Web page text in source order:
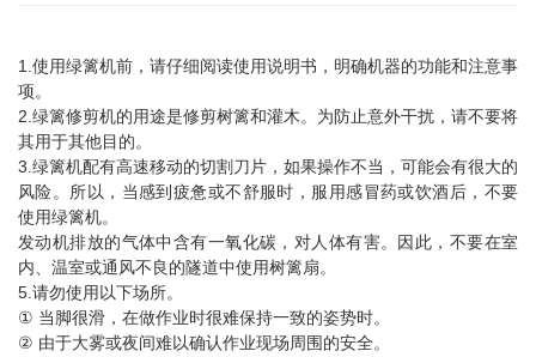
1.使用绿篱机前，请仔细阅读使用说明书，明确机器的功能和注意事
项。
2.绿篱修剪机的用途是修剪树篱和灌木。为防止意外干扰，请不要将
其用于其他目的。
3.绿篱机配有高速移动的切割刀片，如果操作不当，可能会有很大的
风险。所以，当感到疲惫或不舒服时，服用感冒药或饮酒后，不要
使用绿篱机。
发动机排放的气体中含有一氧化碳，对人体有害。因此，不要在室
内、温室或通风不良的隧道中使用树篱扇。
5.请勿使用以下场所。
① 当脚很滑，在做作业时很难保持一致的姿势时。
② 由于大雾或夜间难以确认作业现场周围的安全。